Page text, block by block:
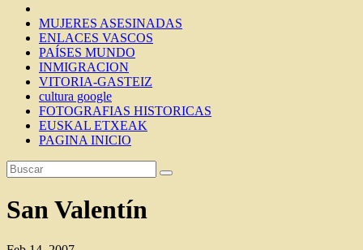
MUJERES ASESINADAS
ENLACES VASCOS
PAÍSES MUNDO
INMIGRACION
VITORIA-GASTEIZ
cultura google
FOTOGRAFIAS HISTORICAS
EUSKAL ETXEAK
PAGINA INICIO
San Valentín